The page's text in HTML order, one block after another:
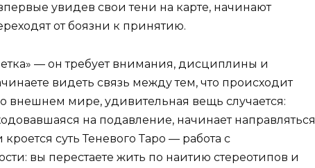
увидев свои тени на карте, начинают
от боязни к принятию.
— он требует внимания, дисциплины и
видеть связь между тем, что происходит
внешнем мире, удивительная вещь случается:
на подавление, начинает направляться
суть Теневого Таро — работа с
вы перестаете жить по наитию стереотипов и